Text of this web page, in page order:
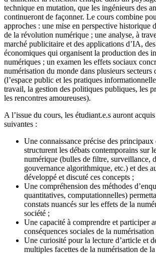
technique en mutation, que les ingénieurs des
continueront de façonner. Le cours combine
approches : une mise en perspective historique
de la révolution numérique ; une analyse, à
marché publicitaire et des applications d’IA,
économiques qui organisent la production des
numériques ; un examen les effets sociaux
numérisation du monde dans plusieurs secteurs
(l’espace public et les pratiques
travail, la gestion des politiques publiques, les
les rencontres amoureuses).
A l’issue du cours, les étudiant.e.s auront
suivantes :
Une connaissance précise des principaux
structurent les débats contemporains sur
numérique (bulles de filtre, surveillance,
gouvernance algorithmique, etc.) et des
développé et discuté ces concepts ;
Une compréhension des méthodes
quantitatives, computationnelles)
constats nuancés sur les effets de la
société ;
Une capacité à comprendre et participer
conséquences sociales de la numérisation
Une curiosité pour la lecture d’article et
multiples facettes de la numérisation de la